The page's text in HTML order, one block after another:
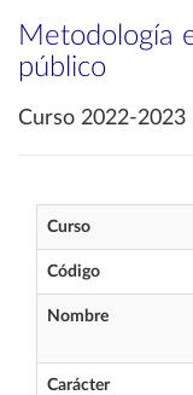
Metodología
público
Curso 2022-2023
Curso
Código
Nombre
Carácter